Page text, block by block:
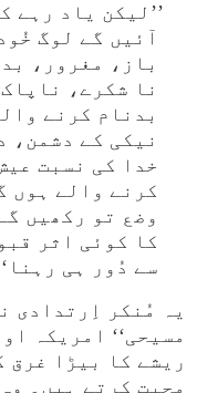
’’لیکن یاد رہے
آئیں گے لوگ
باز، مغرور،
نا شکرے،
بدنام کرنے
نیکی کے دشمن،
خدا کی نسبت
کرنے والے ہوں
وضع تو رکھیں
کا کوئی اثر
سے دُور ہی رہنا‘‘ (2۔ تیموتاؤس
یہ مُنکر اِرتدادی
مسیحی‘‘ امریکہ
ریشے کا بیڑا غرق
محبت کرتے ہیں۔